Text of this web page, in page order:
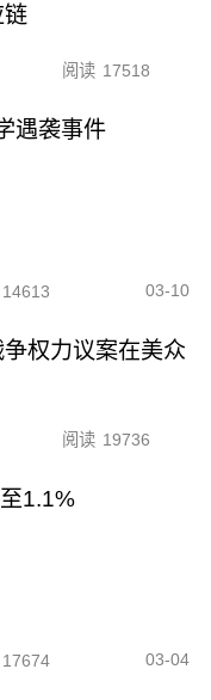
链
阅读 17518
遇袭事件
14613 03-10
权力议案在美众
阅读 19736
1.1%
17674 03-04